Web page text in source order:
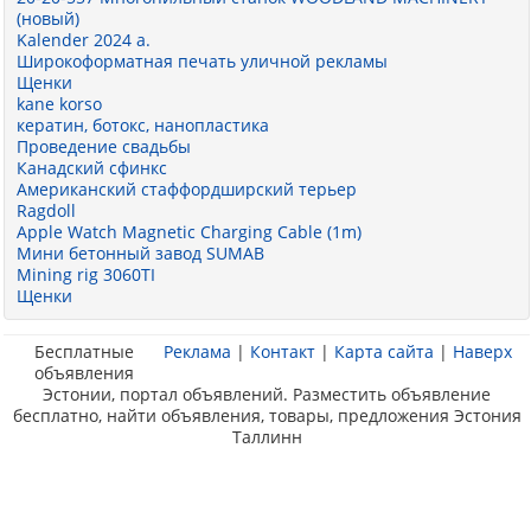
(новый)
Kalender 2024 a.
Широкоформатная печать уличной рекламы
Щенки
kane korso
кератин, ботокс, нанопластика
Проведение свадьбы
Канадский сфинкс
Американский стаффордширский терьер
Ragdoll
Apple Watch Magnetic Charging Cable (1m)
Мини бетонный завод SUMAB
Mining rig 3060TI
Щенки
Реклама | Контакт | Карта сайта | Наверх
Бесплатные
объявления
Эстонии, портал объявлений. Разместить объявление
бесплатно, найти объявления, товары, предложения Эстония
Таллинн